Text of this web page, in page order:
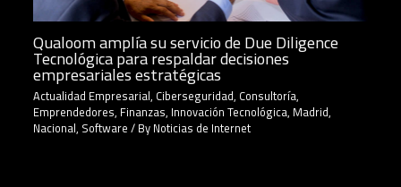
Qualoom amplía su servicio de Due Diligence
Tecnológica para respaldar decisiones
empresariales estratégicas
Actualidad Empresarial, Ciberseguridad, Consultoría,
Emprendedores, Finanzas, Innovación Tecnológica, Madrid,
Nacional, Software/ ByNoticias de Internet